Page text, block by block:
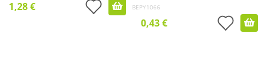
1,28 €
BEPY1066
0,43 €